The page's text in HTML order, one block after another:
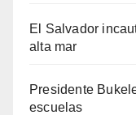
El Salvador
alta mar
Presidente
escuelas